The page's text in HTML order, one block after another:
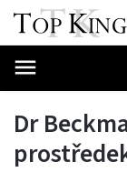
Dr